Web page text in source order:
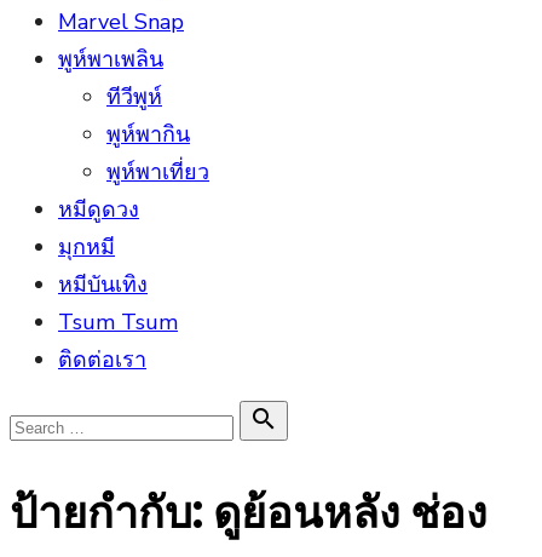
Marvel Snap
พูห์พาเพลิน
ทีวีพูห์
พูห์พากิน
พูห์พาเที่ยว
หมีดูดวง
มุกหมี
หมีบันเทิง
Tsum Tsum
ติดต่อเรา
Search

Search
ป้ายกำกับ: ดูย้อนหลัง ช่อง